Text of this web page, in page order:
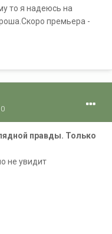
то я надеюсь на
премьера -
правды. Только
не увидит